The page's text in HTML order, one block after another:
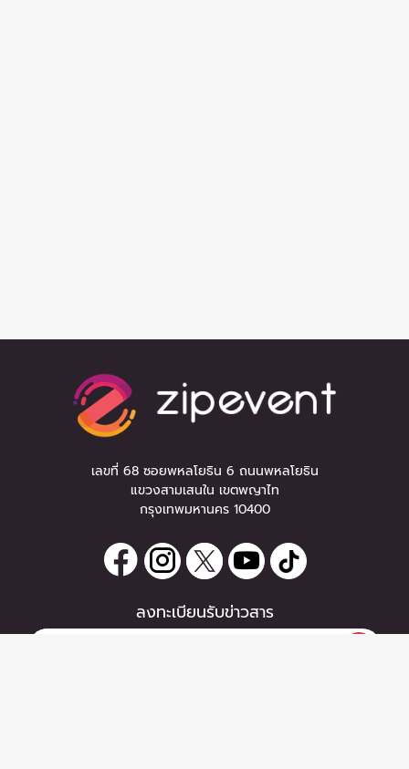
เลขที่ 68 ซอยพหลโยธิน 6 ถนนพหลโยธิน
แขวงสามเสนใน เขตพญาไท
กรุงเทพมหานคร 10400
ลงทะเบียนรับข่าวสาร